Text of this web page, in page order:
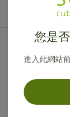
您是否
進入此網站
提供寄往加拿大